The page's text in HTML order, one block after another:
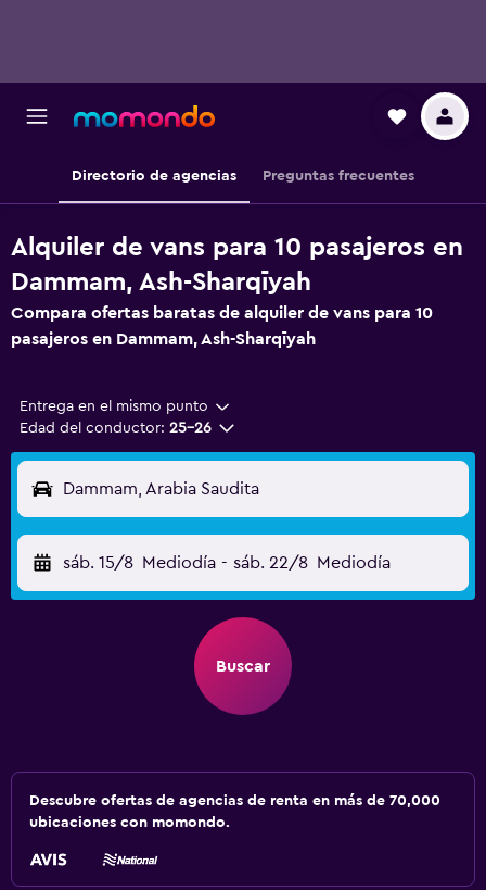
Directorio de agencias Preguntas frecuentes
Alquiler de vans para 10 pasajeros en
Dammam, Ash-Sharqīyah
Compara ofertas baratas de alquiler de vans para 10
pasajeros en Dammam, Ash-Sharqīyah
Entrega en el mismo punto
Edad del conductor: 25-26
Dammam, Arabia Saudita
sáb. 15/8 Mediodía - sáb. 22/8 Mediodía
Buscar
Descubre ofertas de agencias de renta en más de 70,000
ubicaciones con momondo.